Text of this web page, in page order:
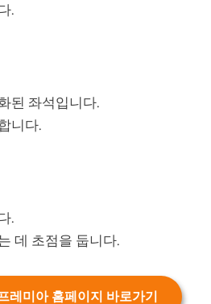
.
된 좌석입니다.
니다.
.
데 초점을 둡니다.
레미아 홈페이지 바로가기